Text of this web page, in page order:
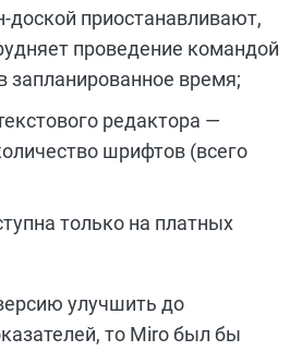
доской приостанавливают,
проведение командой
запланированное время;
редактора —
шрифтов (всего
только на платных
улучшить до
то Мiro был бы